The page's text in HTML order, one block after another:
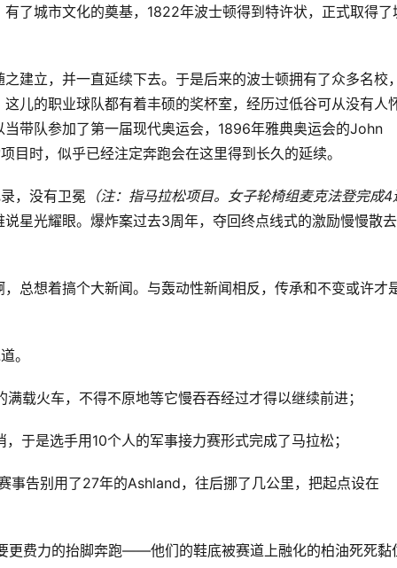
了城市文化的奠基，1822年波士顿得到特许状，正式取得了
建立，并一直延续下去。于是后来的波士顿拥有了众多名校
儿的职业球队都有着丰硕的奖杯室，经历过低谷可从没有人
带队参加了第一届现代奥运会，1896年雅典奥运会的John
时，似乎已经注定奔跑会在这里得到长久的延续。
，没有卫冕 （注：指马拉松项目。女子轮椅组麦克法登完成4
星光耀眼。爆炸案过去3周年，夺回终点线式的激励慢慢散
总想着搞个大新闻。与轰动性新闻相反，传承和不变或许才
。
载火车，不得不原地等它慢吞吞经过才得以继续前进；
于是选手用10个人的军事接力赛形式完成了马拉松；
事告别用了27年的Ashland，往后挪了几公里，把起点设在
更费力的抬脚奔跑——他们的鞋底被赛道上融化的柏油死死黏